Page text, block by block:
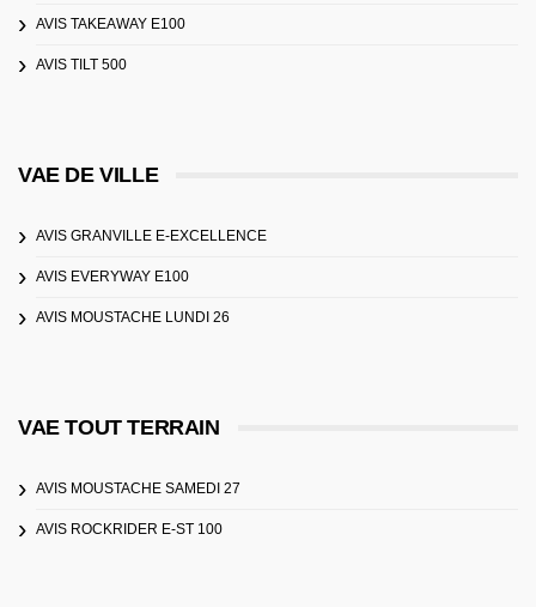
AVIS TAKEAWAY E100
AVIS TILT 500
VAE DE VILLE
AVIS GRANVILLE E-EXCELLENCE
AVIS EVERYWAY E100
AVIS MOUSTACHE LUNDI 26
VAE TOUT TERRAIN
AVIS MOUSTACHE SAMEDI 27
AVIS ROCKRIDER E-ST 100